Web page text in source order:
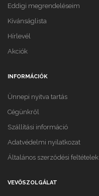
Eddigi megrendeléseim
Kívánságlista
Hírlevél
Akciók
INFORMÁCIÓK
Ünnepi nyitva tartás
Cégünkről
Szállítási információ
Adatvédelmi nyilatkozat
Általános szerződési feltételek
VEVŐSZOLGÁLAT